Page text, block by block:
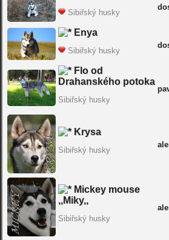
Sibiřský husky
Enya
Sibiřský husky
Flo od
Drahanského potoka
Sibiřský husky
Krysa
Sibiřský husky
Mickey mouse
,,Miky,,
Sibiřský husky